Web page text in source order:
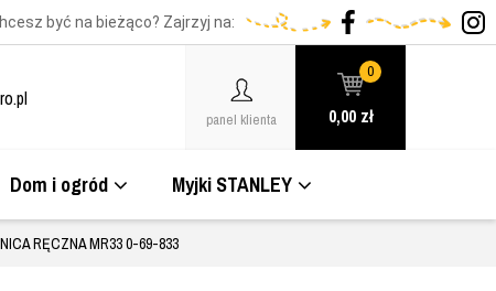
być na bieżąco? Zajrzyj na:
panel klienta
0
0,00 zł
Dom i ogród Myjki STANLEY
RĘCZNA MR33 0-69-833